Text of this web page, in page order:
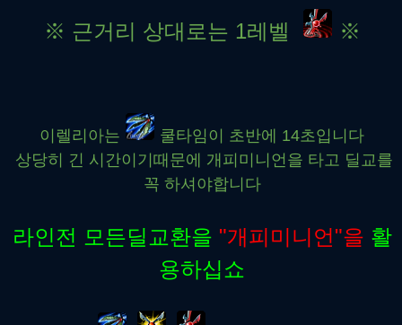
※ 근거리 상대로는 1레벨 ※
이렐리아는
쿨타임이 초반에 14초입니다
상당히 긴 시간이기때문에 개피미니언을 타고 딜교를
꼭 하셔야합니다
라인전 모든딜교환을 "개피미니언"을 활
용하십쇼